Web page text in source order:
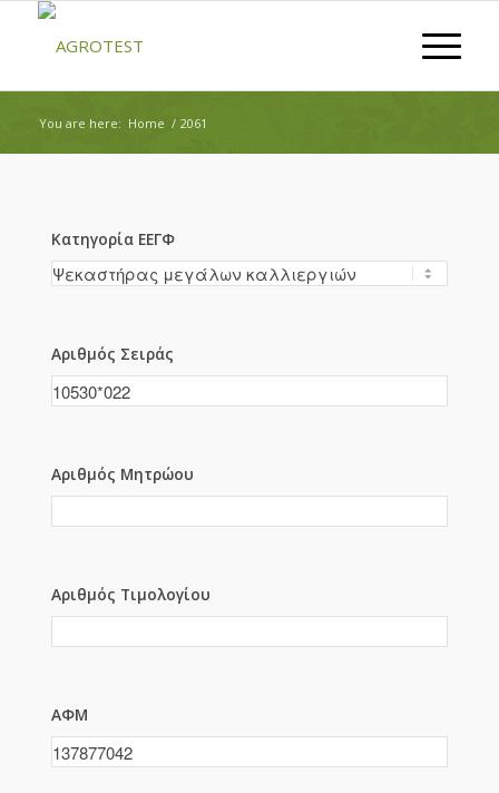
You are here: Home / 2061
Κατηγορία ΕΕΓΦ
Αριθμός Σειράς
Αριθμός Μητρώου
Αριθμός Τιμολογίου
ΑΦΜ